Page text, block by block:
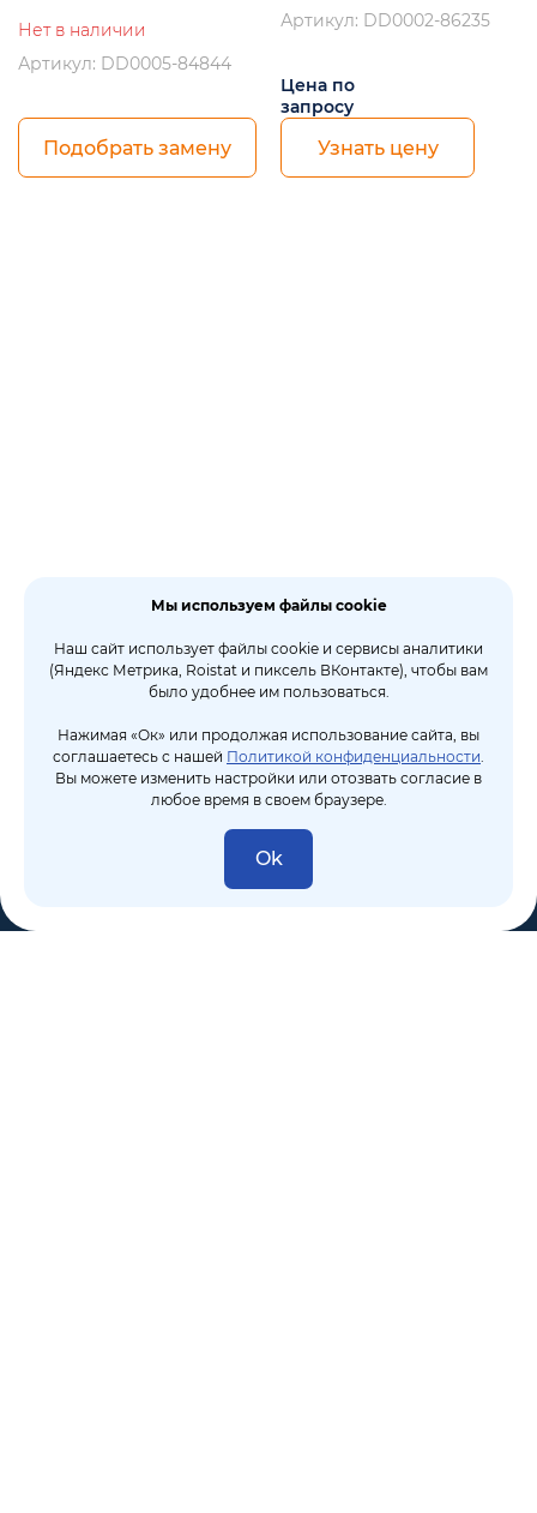
Нет в наличии
Артикул: DD0005-84844
Подобрать замену
Артикул: DD0002-86235
Цена по
запросу
Узнать цену
Мы используем файлы cookie
Наш сайт использует файлы cookie и сервисы аналитики
(Яндекс Метрика, Roistat и пиксель ВКонтакте), чтобы вам
было удобнее им пользоваться.
Нажимая «Ок» или продолжая использование сайта, вы
соглашаетесь с нашей Политикой конфиденциальности.
Вы можете изменить настройки или отозвать согласие в
любое время в своем браузере.
Ok